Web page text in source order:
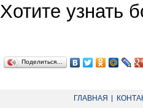
Хотите
Поделиться…
ГЛАВНАЯ